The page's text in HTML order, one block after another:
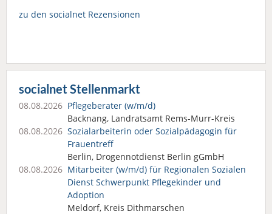
zu den socialnet Rezensionen
socialnet Stellenmarkt
08.08.2026 Pflegeberater (w/m/d)
Backnang, Landratsamt Rems-Murr-Kreis
08.08.2026 Sozialarbeiterin oder Sozialpädagogin für
Frauentreff
Berlin, Drogennotdienst Berlin gGmbH
08.08.2026 Mitarbeiter (w/m/d) für Regionalen Sozialen
Dienst Schwerpunkt Pflegekinder und
Adoption
Meldorf, Kreis Dithmarschen